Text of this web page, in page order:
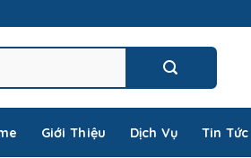
Giới Thiệu Dịch Vụ Tin Tức